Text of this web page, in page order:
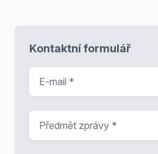
Kontaktní formulář